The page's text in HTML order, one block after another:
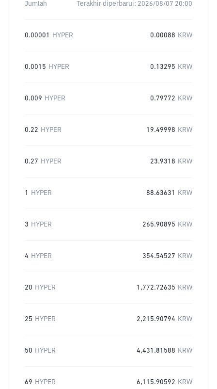
Jumlah Terakhir diperbarui: 2026/08/07 20:00
0.00001 HYPER 0.00088 KRW
0.0015 HYPER 0.13295 KRW
0.009 HYPER 0.79772 KRW
0.22 HYPER 19.49998 KRW
0.27 HYPER 23.9318 KRW
1 HYPER 88.63631 KRW
3 HYPER 265.90895 KRW
4 HYPER 354.54527 KRW
20 HYPER 1,772.72635 KRW
25 HYPER 2,215.90794 KRW
50 HYPER 4,431.81588 KRW
69 HYPER 6,115.90592 KRW